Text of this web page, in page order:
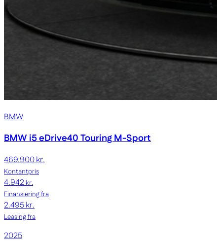
BMW
BMW i5eDrive40 Touring M-Sport
469.900 kr.
Kontantpris
4.942kr.
Finansiering fra
2.495 kr.
Leasing fra
2025